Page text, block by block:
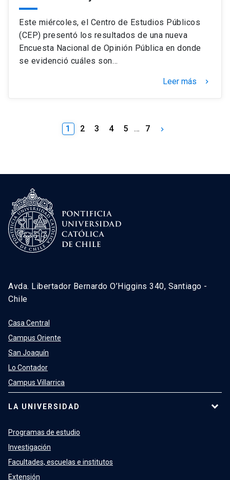
Este miércoles, el Centro de Estudios Públicos
(CEP) presentó los resultados de una nueva
Encuesta Nacional de Opinión Pública en donde
se evidenció cuáles son…
Leer más keyboard_arrow_right
1 2 3 4 5 … 7 keyboard_arrow_right
Avda. Libertador Bernardo O’Higgins 340, Santiago -
Chile
Casa Central
Campus Oriente
San Joaquín
Lo Contador
Campus Villarrica
LA UNIVERSIDAD
Programas de estudio
Investigación
Facultades, escuelas e institutos
Extensión